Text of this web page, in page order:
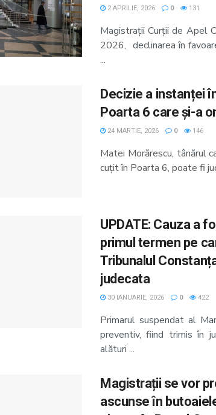
2 APRILIE, 2026 0 131
Magistrații Curții de Apel
2026, declinarea în
...
Decizie a instanței
Poarta 6 care și-a
24 MARTIE, 2026 0 146
Matei Morărescu, tânărul
cuțit în Poarta 6, poate fi
UPDATE: Cauza a
primul termen pe
Tribunalul
judecata
30 IANUARIE, 2026 0 422
Primarul suspendat al
preventiv, fiind trimis în
alături ...
Magistrații se vor
ascunse în